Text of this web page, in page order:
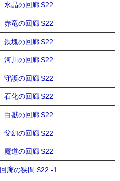
水晶の回廊 S22
赤竜の回廊 S22
鉄塊の回廊 S22
河川の回廊 S22
守護の回廊 S22
石化の回廊 S22
白獣の回廊 S22
父幻の回廊 S22
魔道の回廊 S22
回廊の狭間 S22 -1